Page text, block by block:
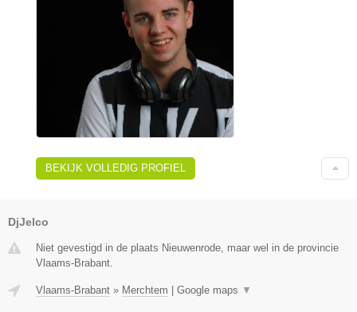
BEKIJK VOLLEDIG PROFIEL
DjJelco
Niet gevestigd in de plaats Nieuwenrode, maar wel in de provincie
Vlaams-Brabant.
Vlaams-Brabant » Merchtem | Google maps ▼